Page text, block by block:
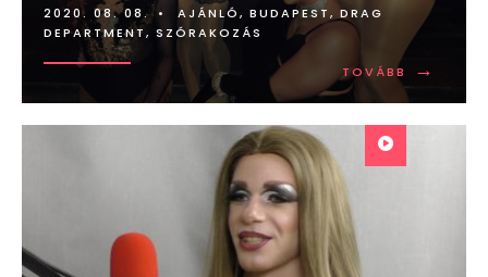
2020. 08. 08. • AJÁNLÓ, BUDAPEST, DRAG
DEPARTMENT, SZÓRAKOZÁS
TOVÁBB →
TOVÁBB:
EDITH
PHOENIX
THE